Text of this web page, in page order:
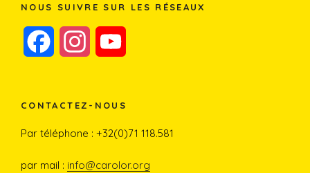
NOUS SUIVRE SUR LES RÉSEAUX
c
e
b
s
t
a
T
u
CONTACTEZ-NOUS
Par téléphone : +32(0)71 118.581
par mail : info@carolor.org